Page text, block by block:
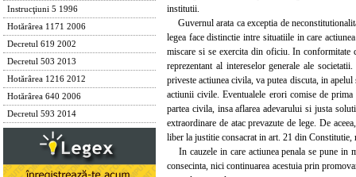
Instrucţiuni 5 1996
Hotărârea 1171 2006
Decretul 619 2002
Decretul 503 2013
Hotărârea 1216 2012
Hotărârea 640 2006
Decretul 593 2014
institutii.
Guvernul arata ca exceptia de
legea face distinctie intre situatiile in care
miscare si se exercita din oficiu. In
reprezentant al intereselor generale ale
priveste actiunea civila, va putea discuta, in apelul
actiunii civile. Eventualele erori comise de
partea civila, insa aflarea adevarului si justa
extraordinare de atac prevazute de lege. De
liber la justitie consacrat in art. 21 din Constitutie,
In cauzele in care actiunea penala se pune in
consecinta, nici continuarea acestuia prin